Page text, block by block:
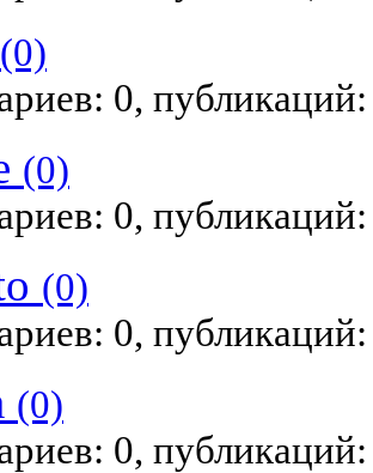
(0)
0,
(0)
0,
(0)
0,
(0)
0,